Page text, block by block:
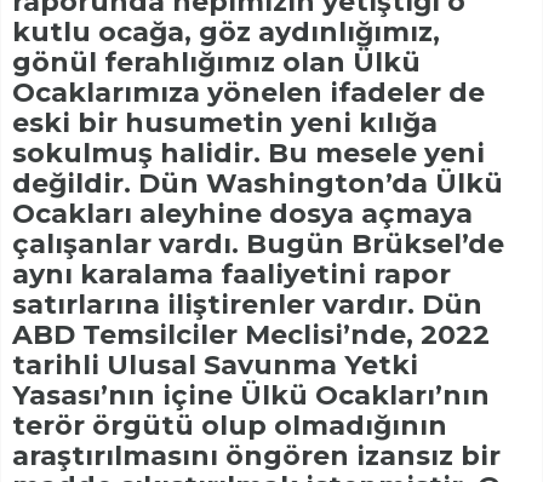
kutlu ocağa, göz aydınlığımız,
gönül ferahlığımız olan Ülkü
Ocaklarımıza yönelen ifadeler de
eski bir husumetin yeni kılığa
sokulmuş halidir. Bu mesele yeni
değildir. Dün Washington’da Ülkü
Ocakları aleyhine dosya açmaya
çalışanlar vardı. Bugün Brüksel’de
aynı karalama faaliyetini rapor
satırlarına iliştirenler vardır. Dün
ABD Temsilciler Meclisi’nde, 2022
tarihli Ulusal Savunma Yetki
Yasası’nın içine Ülkü Ocakları’nın
terör örgütü olup olmadığının
araştırılmasını öngören izansız bir